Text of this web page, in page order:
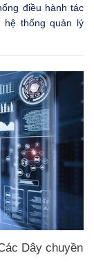
điều hành tác
hệ thống quản lý
Dây chuyền